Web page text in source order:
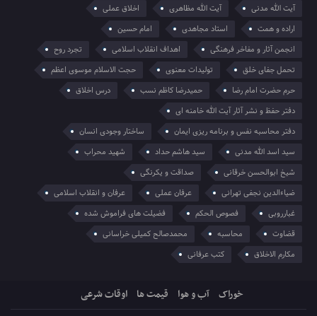
آیت الله مدنی
آیت الله مظاهری
اخلاق عملی
اراده و همت
استاد مجاهدی
امام حسین
انجمن آثار و مفاخر فرهنگی
اهداف انقلاب اسلامی
تجرد روح
تحمل جفای خلق
تولیدات معنوی
حجت الاسلام موسوی اعظم
حرم حضرت امام رضا
حمیدرضا کاظم نسب
درس اخلاق
دفتر حفظ و نشر آثار آیت الله خامنه ای
دفتر محاسبه نفس و برنامه ریزی ایمان
ساختار وجودی انسان
سید اسد الله مدنی
سید هاشم حداد
شهید محراب
شیخ ابوالحسن خرقانی
صداقت و یکرنگی
ضیاءالدین نجفی تهرانی
عرفان عملی
عرفان و انقلاب اسلامی
غبارروبی
فصوص الحکم
فضیلت های فراموش شده
قضاوت
محاسبه
محمدصالح کمیلی خراسانی
مکارم الاخلاق
کتب عرفانی
خوراک آب و هوا قیمت ها اوقات شرعی